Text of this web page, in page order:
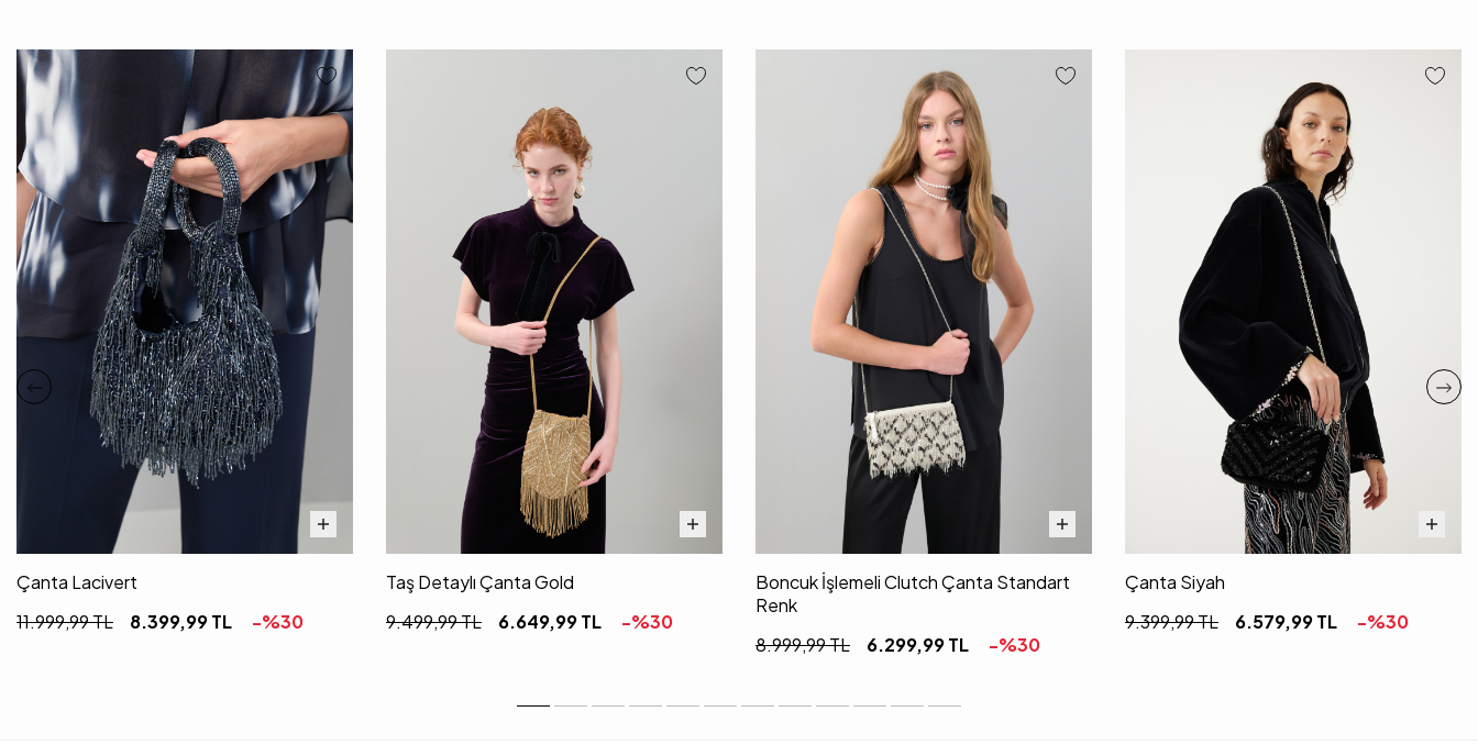
Çanta Lacivert
11.999,99TL 8.399,99TL -%30
Taş Detaylı Çanta Gold
9.499,99TL 6.649,99TL -%30
Boncuk İşlemeli Clutch Çanta Standart
Renk
8.999,99TL 6.299,99TL -%30
Çanta Siyah
9.399,99TL 6.579,99TL -%30